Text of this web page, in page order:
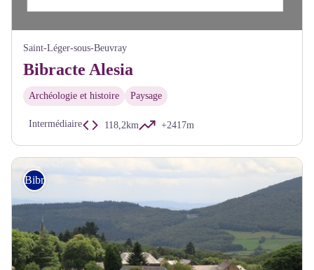
Saint-Léger-sous-Beuvray
Bibracte Alesia
Archéologie et histoire Paysage
Intermédiaire 118,2km +2417m
Bibracte Alésia